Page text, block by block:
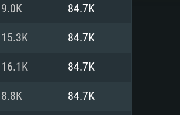
9.0K 84.7K
15.3K 84.7K
16.1K 84.7K
8.8K 84.7K